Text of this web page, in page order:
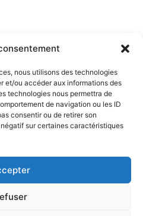
nous utilisons des technologies
et/ou accéder aux informations des
technologies nous permettra de
de navigation ou les ID
consentir ou de retirer son
sur certaines caractéristiques
Contrepoints